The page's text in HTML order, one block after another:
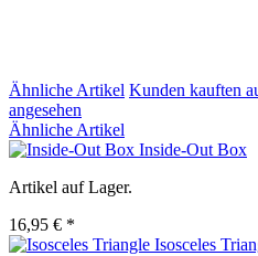
Ähnliche Artikel Kunden kauften
angesehen
Ähnliche Artikel
Inside-Out Box
Artikel auf Lager.
16,95 € *
Isosceles